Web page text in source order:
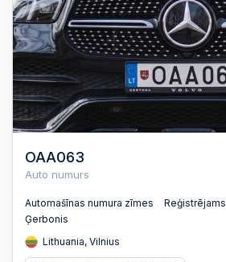
OAA063
Auto numurs
Automašīnas numura zīmes Reģistrējams
Ģerbonis
Lithuania, Vilnius